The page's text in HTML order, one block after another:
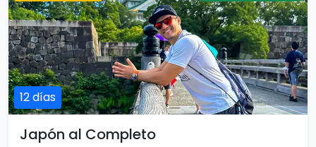
12 días
Japón al Completo